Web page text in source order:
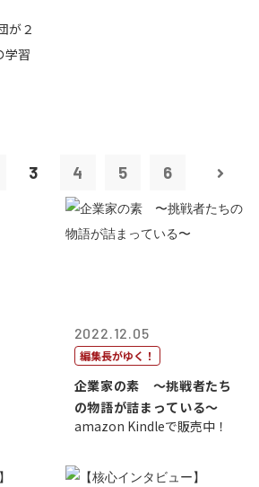
が２
学習
3 4 5 6
2022.12.05
編集長がゆく！
企業家の素 〜挑戦者たち
の物語が詰まっている〜
amazon Kindleで販売中！